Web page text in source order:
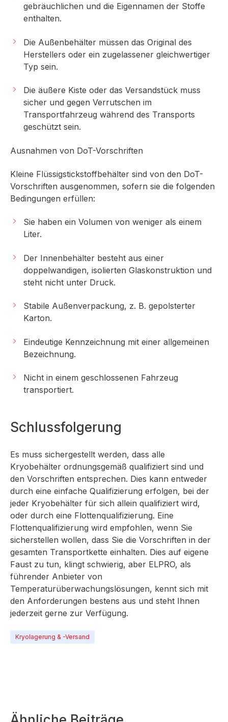
gebräuchlichen und die Eigennamen der Stoffe
enthalten.
Die Außenbehälter müssen das Original des
Herstellers oder ein zugelassener gleichwertiger
Typ sein.
Die äußere Kiste oder das Versandstück muss
sicher und gegen Verrutschen im
Transportfahrzeug während des Transports
geschützt sein.
Ausnahmen von DoT-Vorschriften
Kleine Flüssigstickstoffbehälter sind von den DoT-
Vorschriften ausgenommen, sofern sie die folgenden
Bedingungen erfüllen:
Sie haben ein Volumen von weniger als einem
Liter.
Der Innenbehälter besteht aus einer
doppelwandigen, isolierten Glaskonstruktion und
steht nicht unter Druck.
Stabile Außenverpackung, z. B. gepolsterter
Karton.
Eindeutige Kennzeichnung mit einer allgemeinen
Bezeichnung.
Nicht in einem geschlossenen Fahrzeug
transportiert.
Schlussfolgerung
Es muss sichergestellt werden, dass alle
Kryobehälter ordnungsgemäß qualifiziert sind und
den Vorschriften entsprechen. Dies kann entweder
durch eine einfache Qualifizierung erfolgen, bei der
jeder Kryobehälter für sich allein qualifiziert wird,
oder durch eine Flottenqualifizierung. Eine
Flottenqualifizierung wird empfohlen, wenn Sie
sicherstellen wollen, dass Sie die Vorschriften in der
gesamten Transportkette einhalten. Dies auf eigene
Faust zu tun, klingt schwierig, aber ELPRO, als
führender Anbieter von
Temperaturüberwachungslösungen, kennt sich mit
den Anforderungen bestens aus und steht Ihnen
jederzeit gerne zur Verfügung.
Kryolagerung & -Versand